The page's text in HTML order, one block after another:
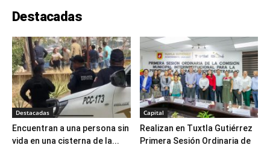
Destacadas
Destacadas
Encuentran a una persona sin
vida en una cisterna de la...
Capital
Realizan en Tuxtla Gutiérrez
Primera Sesión Ordinaria de